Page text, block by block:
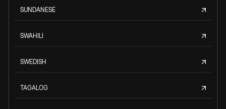
SUNDANESE
SWAHILI
SWEDISH
TAGALOG